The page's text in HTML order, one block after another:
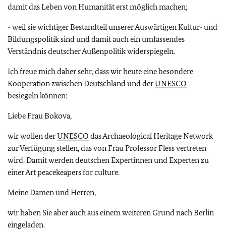
damit das Leben von Humanität erst möglich machen;
- weil sie wichtiger Bestandteil unserer Auswärtigen Kultur- und
Bildungspolitik sind und damit auch ein umfassendes
Verständnis deutscher Außenpolitik widerspiegeln.
Ich freue mich daher sehr, dass wir heute eine besondere
Kooperation zwischen Deutschland und derUNESCO
besiegeln können:
Liebe Frau Bokova,
wir wollen derUNESCO das Archaeological Heritage Network
zur Verfügung stellen, das von Frau Professor Fless vertreten
wird. Damit werden deutschen Expertinnen und Experten zu
einer Art peacekeapers for culture.
Meine Damen und Herren,
wir haben Sie aber auch aus einem weiteren Grund nach Berlin
eingeladen.